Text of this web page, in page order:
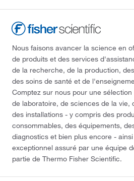
Nous faisons avancer la science en
de produits et des services
de la recherche, de la production,
des soins de santé et de
Comptez sur nous pour une
de laboratoire, de sciences de la vie,
des installations - y compris des
consommables, des équipements,
diagnostics et bien plus encore -
exceptionnel assuré par une équipe
partie de Thermo Fisher Scientific.